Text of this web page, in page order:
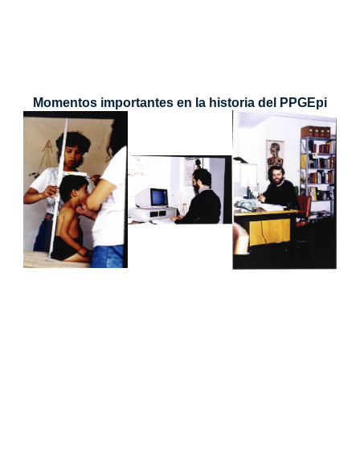
Momentos importantes en la historia del PPGEpi​​